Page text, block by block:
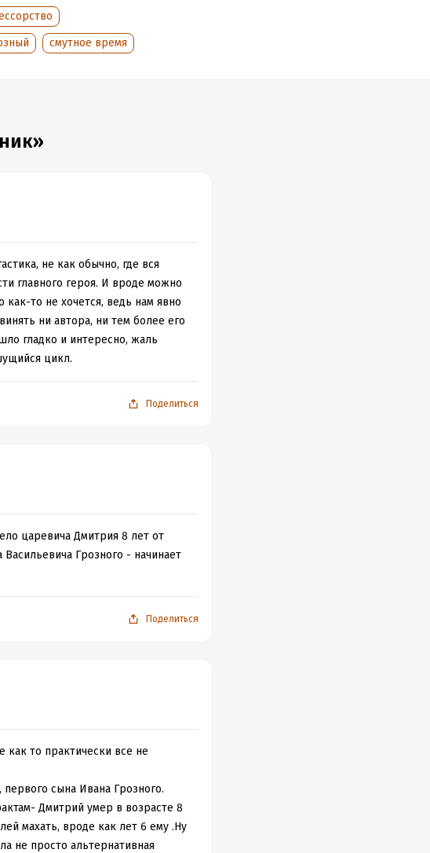
смутное время
не как обычно, где вся
главного героя. И вроде можно
то не хочется, ведь нам явно
ни автора, ни тем более его
гладко и интересно, жаль
цикл.
Поделиться
царевича Дмитрия 8 лет от
Грозного - начинает
Поделиться
как то практически все не
сына Ивана Грозного.
Дмитрий умер в возрасте 8
махать, вроде как лет 6 ему .Ну
не просто альтернативная